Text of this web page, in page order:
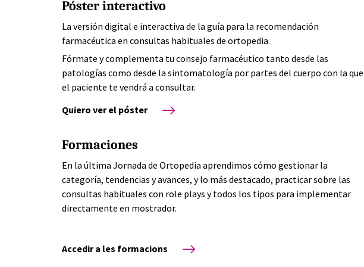
Póster interactivo
La versión digital e interactiva de la guía para la recomendación
farmacéutica en consultas habituales de ortopedia.
Fórmate y complementa tu consejo farmacéutico tanto desde las
patologías como desde la sintomatología por partes del cuerpo con la que
el paciente te vendrá a consultar.
Quiero ver el póster
Formaciones
En la última Jornada de Ortopedia aprendimos cómo gestionar la
categoría, tendencias y avances, y lo más destacado, practicar sobre las
consultas habituales con role plays y todos los tipos para implementar
directamente en mostrador.
Accedir a les formacions